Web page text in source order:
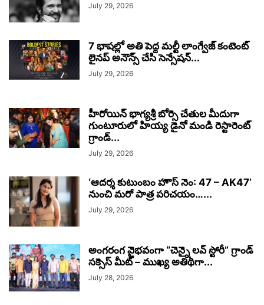
July 29, 2026
7 భాష‌ల్లో అతి పెద్ద మ‌ల్టీ లాంగ్వేజ్ కంటెంట్
లైన‌ప్ అనౌన్స్ చేసి సెన్సేష‌న్...
July 29, 2026
హీరోయిన్ భాగ్యశ్రీ బోర్సె చేతుల మీదుగా
గుంటూరులో హియ్య డైనో మండి రెస్టారెంట్
గ్రాండ్...
July 29, 2026
‘ఆదర్శ కుటుంబం హౌస్ నెం: 47 – AK47’
నుంచి మరో పాత్ర పరిచయం…...
July 29, 2026
అంగరంగ వైభవంగా “చెన్నై లవ్ స్టోరీ” గ్రాండ్
సక్సెస్ మీట్ – ముఖ్య అతిథిగా...
July 28, 2026